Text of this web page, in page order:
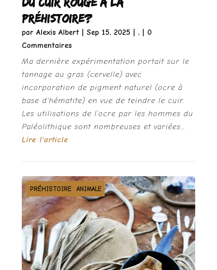
préhistoire?
par Alexis Albert| Sep 15, 2025 ,
| 0
Commentaires
Ma dernière expérimentation portait sur le
tannage au gras (cervelle) avec
incorporation de pigment naturel (ocre à
base d'hématite) en vue de teindre le cuir.
Les utilisations de l’ocre par les hommes du
Paléolithique sont nombreuses et variées...
Lire l'article
MATIÈRE DURE ANIMALE
PRÉHISTOIRE